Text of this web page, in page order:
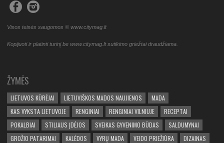
Visos teisės saugomos © www.citymag.lt
Kopijuoti ir platinti turinį be www.citymag.lt sutikimo griežtai draudžiama.
ŽYMĖS
LIETUVOS KŪRĖJAI LIETUVIŠKOS MADOS NAUJIENOS
MADA
KAS VYKSTA LIETUVOJE
RENGINIAI RENGINIAI VILNIUJE
RECEPTAI
POKALBIAI
STILIAUS ĮDĖJOS SVEIKAS GYVENIMO BŪDAS
SALDUMYNAI
GROŽIO PATARIMAI
KALĖDOS VYRŲ MADA VEIDO PRIEŽIŪRA
DIZAINAS